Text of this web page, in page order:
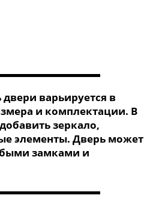
варьируется в
и комплектации. В
зеркало,
элементы. Дверь может
замками и